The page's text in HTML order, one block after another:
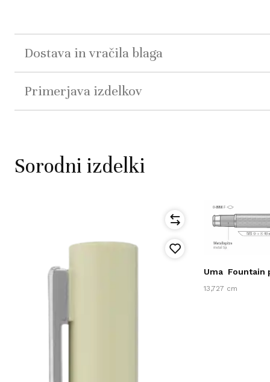
Dostava in vračila blaga
Primerjava izdelkov
Sorodni izdelki
Uma Fountain
13,727 cm